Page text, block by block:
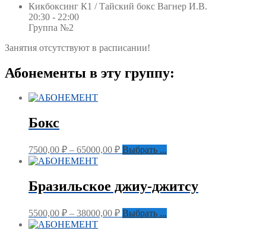
Кикбоксинг К1 / Тайский бокс Вагнер И.В.
20:30 - 22:00
Группа №2
Занятия отсутствуют в расписании!
Абонементы в эту группу:
Бокс
7500,00 ₽ – 65000,00 ₽ Выбрать ...
Бразильское джиу-джитсу
5500,00 ₽ – 38000,00 ₽ Выбрать ...